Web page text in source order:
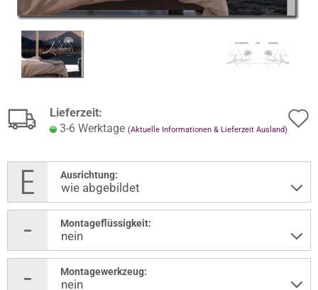
Lieferzeit:
3-6 Werktage (Aktuelle Informationen & Lieferzeit Ausland)
Ausrichtung:
Montageflüssigkeit:
Montagewerkzeug: